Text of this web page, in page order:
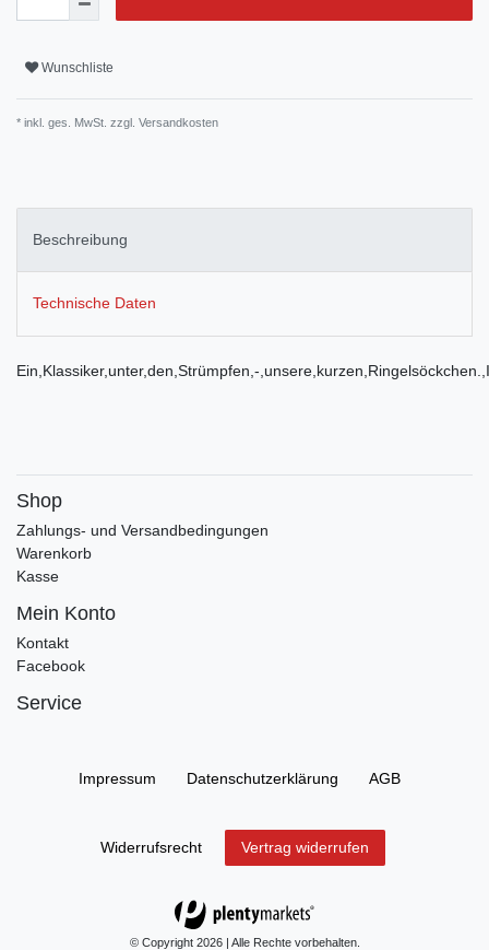
Wunschliste
* inkl. ges. MwSt. zzgl. Versandkosten
Beschreibung
Technische Daten
Ein,Klassiker,unter,den,Strümpfen,-
Shop
Zahlungs- und Versandbedingungen
Warenkorb
Kasse
Mein Konto
Kontakt
Facebook
Service
Impressum Daten­schutz­erklärung AGB
Widerrufs­recht Vertrag widerrufen
© Copyright 2026 | Alle Rechte vorbehalten.